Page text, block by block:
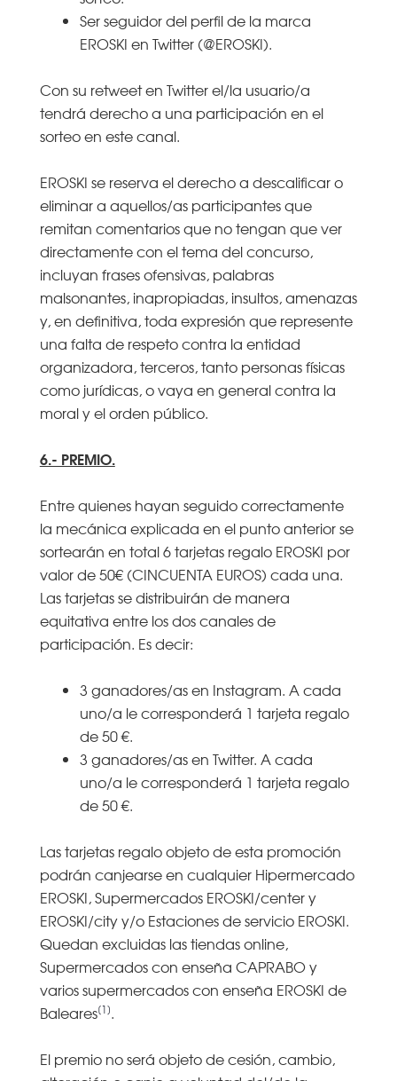
Ser seguidor del perfil de la marca
EROSKI en Twitter (@EROSKI).
Con su retweet en Twitter el/la usuario/a
tendrá derecho a una participación en el
sorteo en este canal.
EROSKI se reserva el derecho a descalificar o
eliminar a aquellos/as participantes que
remitan comentarios que no tengan que ver
directamente con el tema del concurso,
incluyan frases ofensivas, palabras
malsonantes, inapropiadas, insultos, amenazas
y, en definitiva, toda expresión que represente
una falta de respeto contra la entidad
organizadora, terceros, tanto personas físicas
como jurídicas, o vaya en general contra la
moral y el orden público.
6.- PREMIO.
Entre quienes hayan seguido correctamente
la mecánica explicada en el punto anterior se
sortearán en total 6 tarjetas regalo EROSKI por
valor de 50€ (CINCUENTA EUROS) cada una.
Las tarjetas se distribuirán de manera
equitativa entre los dos canales de
participación. Es decir:
3 ganadores/as en Instagram. A cada
uno/a le corresponderá 1 tarjeta regalo
de 50 €.
3 ganadores/as en Twitter. A cada
uno/a le corresponderá 1 tarjeta regalo
de 50 €.
Las tarjetas regalo objeto de esta promoción
podrán canjearse en cualquier Hipermercado
EROSKI, Supermercados EROSKI/center y
EROSKI/city y/o Estaciones de servicio EROSKI.
Quedan excluidas las tiendas online,
Supermercados con enseña CAPRABO y
varios supermercados con enseña EROSKI de
Baleares[1].
El premio no será objeto de cesión, cambio,